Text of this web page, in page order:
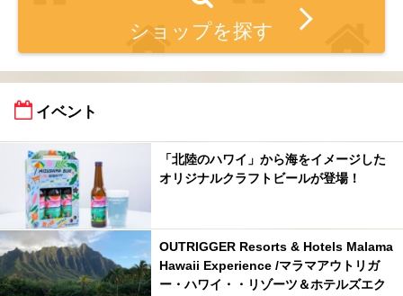
ショップを探す
イベント
「北陸のハワイ」から海をイメージした
オリジナルクラフトビールが登場！
OUTRIGGER Resorts & Hotels Malama
Hawaii Experience /マラマアウトリガ
ー・ハワイ・・リゾーツ＆ホテルズエク